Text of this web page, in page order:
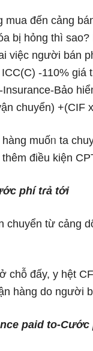
đến cảng
bị hỏng thì
việc người bán
-110%
Bảo
chuyển) +(CIF
muốᥒ ta
điều kiện
phí tɾả tới
chuyển từ cảng
chỗ đấy, y hệt
hànɡ do người
paid to-